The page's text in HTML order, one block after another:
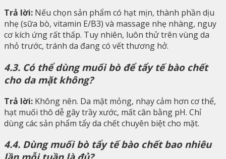
Trả lời: Nếu chọn sản phẩm có hạt mịn, thành phần dịu
nhẹ (sữa bò, vitamin E/B3) và massage nhẹ nhàng, nguy
cơ kích ứng rất thấp. Tuy nhiên, luôn thử trên vùng da
nhỏ trước, tránh da đang có vết thương hở.
4.3. Có thể dùng muối bò để tẩy tế bào chết
cho da mặt không?
Trả lời: Không nên. Da mặt mỏng, nhạy cảm hơn cơ thể,
hạt muối thô dễ gây trầy xước, mất cân bằng pH. Chỉ
dùng các sản phẩm tẩy da chết chuyên biệt cho mặt.
4.4. Dùng muối bò tẩy tế bào chết bao nhiêu